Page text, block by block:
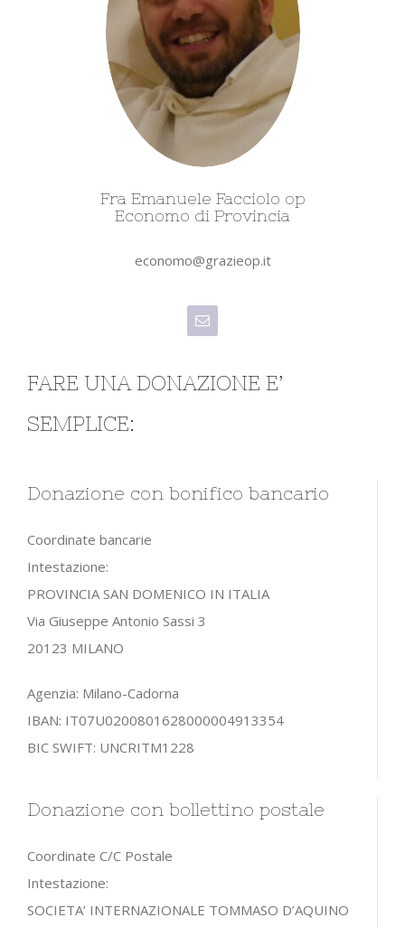
Fra Emanuele Facciolo op
Economo di Provincia
economo@grazieop.it
FARE UNA DONAZIONE E’
SEMPLICE:
Donazione con bonifico bancario
Coordinate bancarie
Intestazione:
PROVINCIA SAN DOMENICO IN ITALIA
Via Giuseppe Antonio Sassi 3
20123 MILANO
Agenzia: Milano-Cadorna
IBAN: IT07U0200801628000004913354
BIC SWIFT: UNCRITM1228
Donazione con bollettino postale
Coordinate C/C Postale
Intestazione:
SOCIETA’ INTERNAZIONALE TOMMASO D’AQUINO